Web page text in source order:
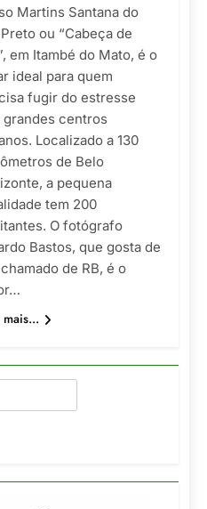
Martins Santana do
ou “Cabeça de
em Itambé do Mato, é o
ideal para quem
fugir do estresse
grandes centros
Localizado a 130
de Belo
a pequena
tem 200
O fotógrafo
Bastos, que gosta de
de RB, é o
mais...